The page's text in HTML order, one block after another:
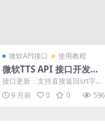
微软API接口 使用教程
微软TTS API 接口开发文
档
接口更新：支持直接返回srt字幕
内容，详见文档！2025.12.29 欢
迎使用我...
9 月前 0 0 596